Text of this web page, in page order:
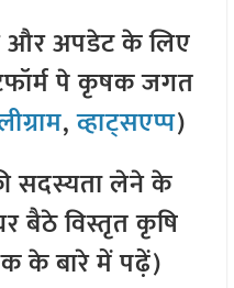
और अपडेट के लिए
पे कृषक जगत
,व्हाट्सएप्प)
सदस्यता लेने के
बैठे विस्तृत कृषि
के बारे में पढ़ें)